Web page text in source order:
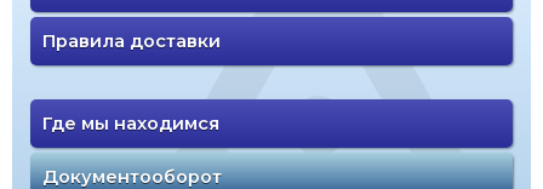
Правила доставки
Где мы находимся
Документооборот